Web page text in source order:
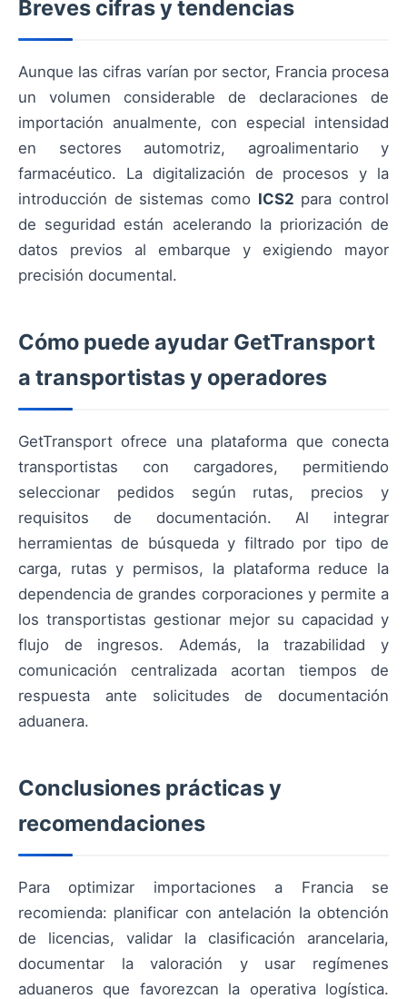
Breves cifras y tendencias
Aunque las cifras varían por sector, Francia procesa
un volumen considerable de declaraciones de
importación anualmente, con especial intensidad
en sectores automotriz, agroalimentario y
farmacéutico. La digitalización de procesos y la
introducción de sistemas como ICS2 para control
de seguridad están acelerando la priorización de
datos previos al embarque y exigiendo mayor
precisión documental.
Cómo puede ayudar GetTransport
a transportistas y operadores
GetTransport ofrece una plataforma que conecta
transportistas con cargadores, permitiendo
seleccionar pedidos según rutas, precios y
requisitos de documentación. Al integrar
herramientas de búsqueda y filtrado por tipo de
carga, rutas y permisos, la plataforma reduce la
dependencia de grandes corporaciones y permite a
los transportistas gestionar mejor su capacidad y
flujo de ingresos. Además, la trazabilidad y
comunicación centralizada acortan tiempos de
respuesta ante solicitudes de documentación
aduanera.
Conclusiones prácticas y
recomendaciones
Para optimizar importaciones a Francia se
recomienda: planificar con antelación la obtención
de licencias, validar la clasificación arancelaria,
documentar la valoración y usar regímenes
aduaneros que favorezcan la operativa logística.